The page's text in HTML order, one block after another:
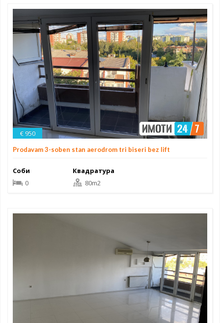
€ 950
Prodavam 3-soben stan aerodrom tri biseri bez lift
Соби
0
Квадратура
80m2